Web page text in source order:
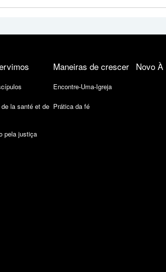
la santé et de
pela justiça
Maneiras de crescer
Encontre-Uma-Igreja
Prática da fé
Novo À